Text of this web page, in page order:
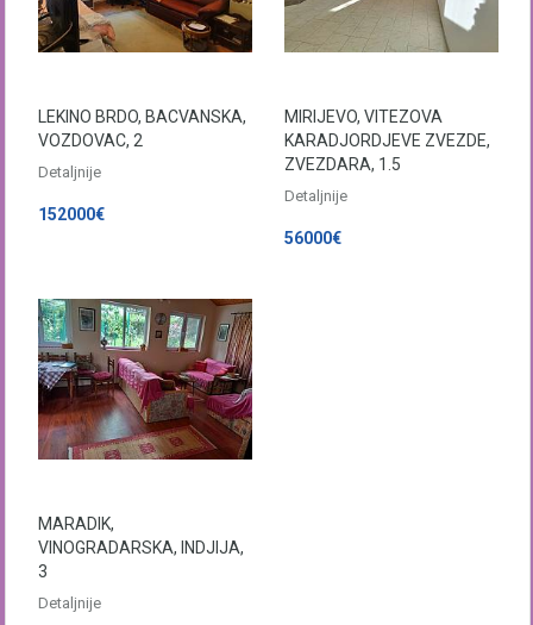
LEKINO BRDO, BACVANSKA,
VOZDOVAC, 2
Detaljnije
152000€
MIRIJEVO, VITEZOVA
KARADJORDJEVE ZVEZDE,
ZVEZDARA, 1.5
Detaljnije
56000€
MARADIK,
VINOGRADARSKA, INDJIJA,
3
Detaljnije